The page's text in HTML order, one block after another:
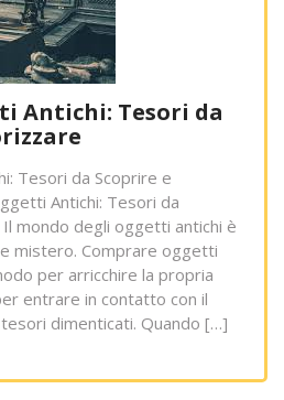
Antichi: Tesori da
Tesori da Scoprire e
Antichi: Tesori da
mondo degli oggetti antichi è
mistero. Comprare oggetti
per arricchire la propria
entrare in contatto con il
dimenticati. Quando […]